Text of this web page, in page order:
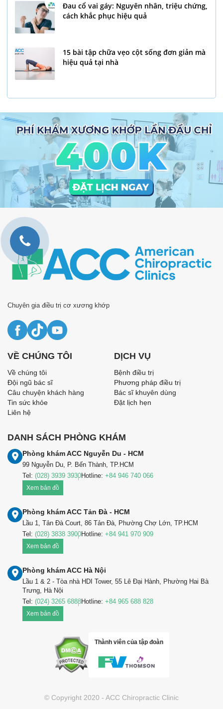
Đau cổ vai gáy: Nguyên nhân, triệu chứng,
cách khắc phục hiệu quả
15 bài tập chữa vẹo cột sống đơn giản mà
hiệu quả tại nhà
Chuyên gia điều trị cơ xương khớp
DANH SÁCH PHÒNG KHÁM
Phòng khám ACC Nguyễn Du - HCM
99 Nguyễn Du, P. Bến Thành, TP.HCM
Tel: (028) 3939 3930Hotline: +84 946 740 066
Xem bản đồ
Phòng khám ACC Tản Đà - HCM
Lầu 1, Tản Đà Court, 86 Tản Đà, Phường Chợ Lớn, TP.HCM
Tel: (028) 3838 3900Hotline: +84 941 970 909
Xem bản đồ
Phòng khám ACC Hà Nội
Lầu 1 & 2 - Tòa nhà HDI Tower, 55 Lê Đại Hành, Phường Hai Bà
Trưng, Hà Nội
Tel: (024) 3265 6888Hotline: +84 965 688 828
Xem bản đồ
VỀ CHÚNG TÔI
Về chúng tôi
Đội ngũ bác sĩ
Câu chuyện khách hàng
Tin sức khỏe
Liên hệ
DỊCH VỤ
Bệnh điều trị
Phương pháp điều trị
Bác sĩ khuyên dùng
Đặt lịch hẹn
Thành viên của tập đoàn
© Copyright 2020 - ACC Chiropractic Clinic